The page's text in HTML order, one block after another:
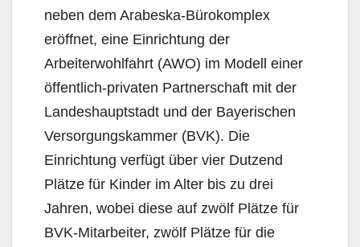
neben dem Arabeska-Bürokomplex
eröffnet, eine Einrichtung der
Arbeiterwohlfahrt (AWO) im Modell einer
öffentlich-privaten Partnerschaft mit der
Landeshauptstadt und der Bayerischen
Versorgungskammer (BVK). Die
Einrichtung verfügt über vier Dutzend
Plätze für Kinder im Alter bis zu drei
Jahren, wobei diese auf zwölf Plätze für
BVK-Mitarbeiter, zwölf Plätze für die